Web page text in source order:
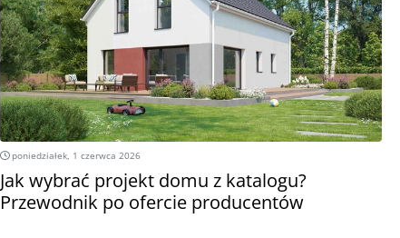
poniedziałek, 1 czerwca 2026
Jak wybrać projekt domu z katalogu?
Przewodnik po ofercie producentów